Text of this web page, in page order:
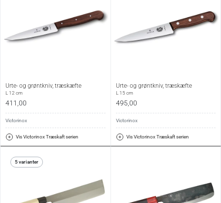
Urte- og grøntkniv, træskæfte
L 12 cm
411,00
Victorinox
Vis Victorinox Træskaft serien
Urte- og grøntkniv, træskæfte
L 15 cm
495,00
Victorinox
Vis Victorinox Træskaft serien
5 varianter